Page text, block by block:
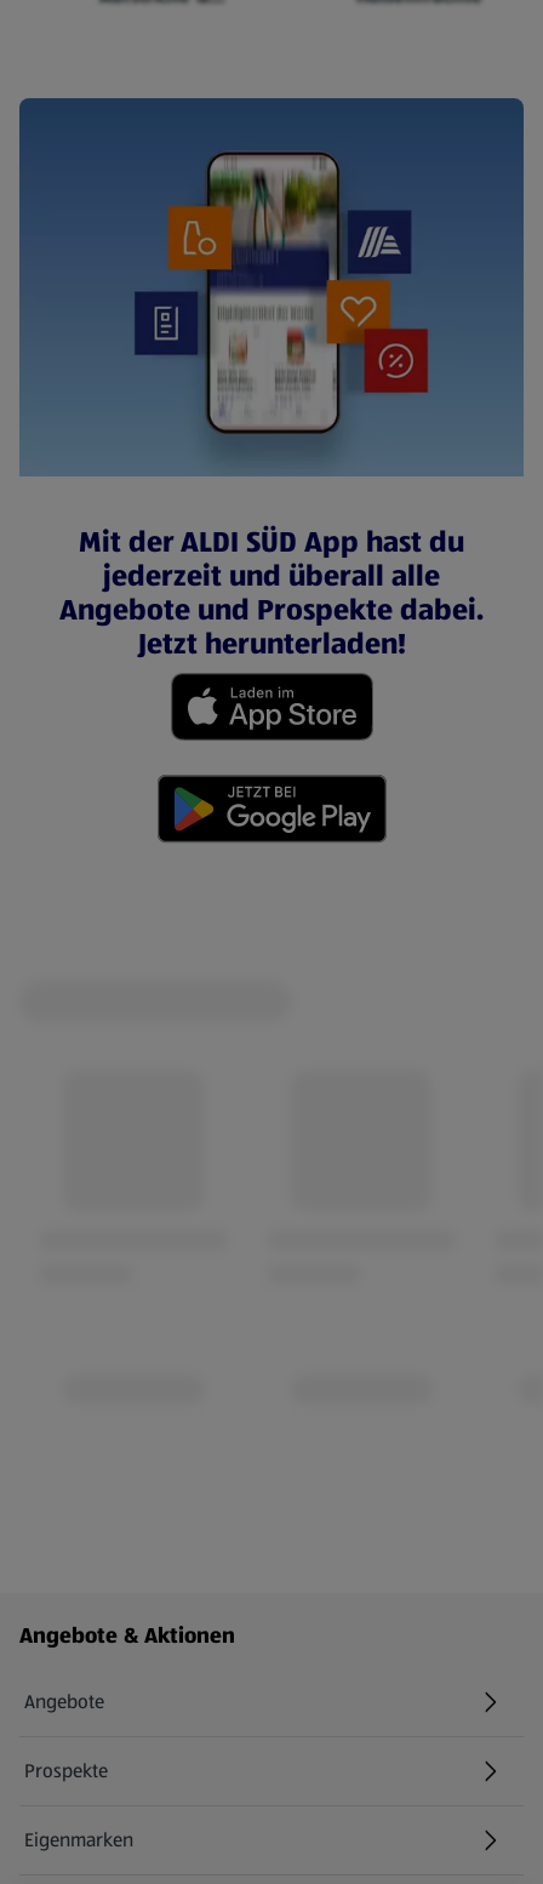
Mit der ALDI SÜD App hast du
jederzeit und überall alle
Angebote und Prospekte dabei.
Jetzt herunterladen!
Fußzeilenmenü - weitere Links
Angebote & Aktionen
Angebote
Prospekte
Eigenmarken